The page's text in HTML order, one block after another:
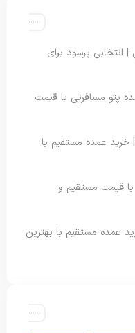
انتخابی پرسود برای
پتو مسافرتی با قیمت
خرید عمده مستقیم با
قیمت مستقیم و
عمده مستقیم با بهترین